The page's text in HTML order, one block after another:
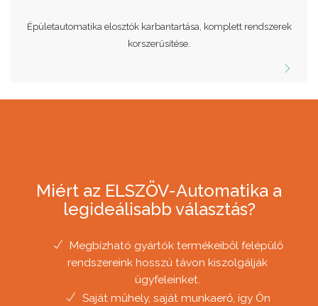
Épületautomatika elosztók karbantartása, komplett rendszerek
korszerűsítése.
Miért az ELSZÖV-Automatika a
legideálisabb választás?
Megbízható gyártók termékeiből felépülő
rendszereink hosszú távon kiszolgálják
ügyfeleinket.
Saját műhely, saját munkaerő, így Ön